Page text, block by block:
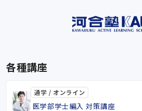
各種講座
通学 / オンライン
医学部学士編入 対策講座